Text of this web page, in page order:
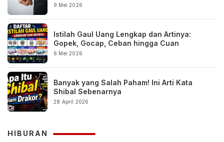
9 Mei 2026
Istilah Gaul Uang Lengkap dan Artinya:
Gopek, Gocap, Ceban hingga Cuan
6 Mei 2026
Banyak yang Salah Paham! Ini Arti Kata
Shibal Sebenarnya
28 April 2026
HIBURAN